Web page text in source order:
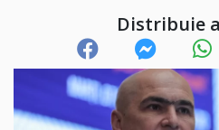
Distribuie